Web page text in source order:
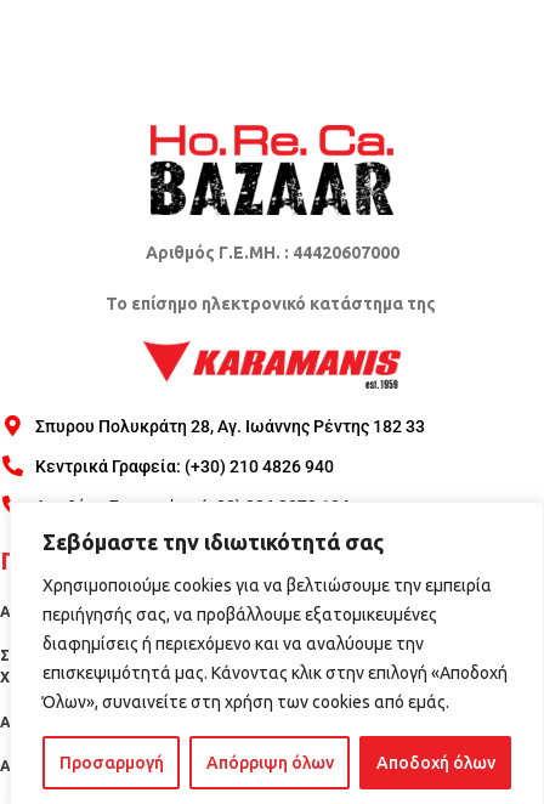
Σεβόμαστε την ιδιωτικότητά σας
Χρησιμοποιούμε cookies για να βελτιώσουμε την εμπειρία
περιήγησής σας, να προβάλλουμε εξατομικευμένες
διαφημίσεις ή περιεχόμενο και να αναλύουμε την
επισκεψιμότητά μας. Κάνοντας κλικ στην επιλογή «Αποδοχή
Όλων», συναινείτε στη χρήση των cookies από εμάς.
Προσαρμογή Απόρριψη όλων Αποδοχή όλων
Αριθμός Γ.Ε.ΜΗ. : 44420607000
Το επίσημο ηλεκτρονικό κατάστημα της
Σπυρου Πολυκράτη 28, Αγ. Ιωάννης Ρέντης 182 33
Κεντρικά Γραφεία: (+30) 210 4826 940
Αποθήκη Σχηματάρι: (+30) 226 2072 104
Πληροφορίες
Αποστολές - Πληρωμές
Σύνδεση/Εγγραφή Προστασία Προσωπικών Δεδομένων Όροι
ΧρήσηςΈντυπο Εγγύησης ΣΕΕΜΕ
Ακυρώσεις – Επιστροφές
Ασφάλεια Συναλλαγών